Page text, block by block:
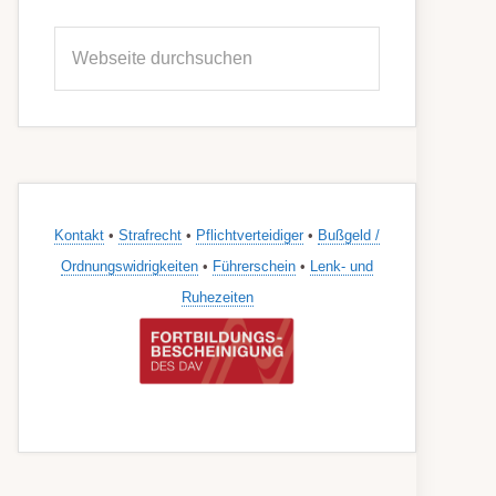
Kontakt • Strafrecht • Pflichtverteidiger • Bußgeld /
Ordnungswidrigkeiten • Führerschein • Lenk- und
Ruhezeiten